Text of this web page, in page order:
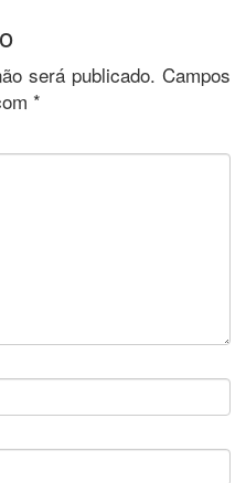
será publicado. Campos
*